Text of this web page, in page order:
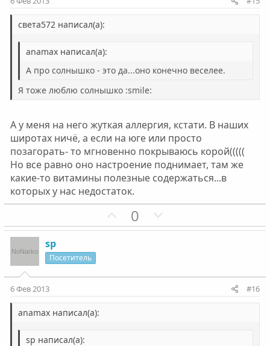
г
о
л
с
г
с
света572 написал(а):
anamax написал(а):
А про солнышко - это да...оно конечно веселее.
Я тоже люблю солнышко :smile:
А у меня на него жуткая аллергия, кстати. В наших
широтах ничё, а если на юге или просто
позагорать- то мгновенно покрываюсь корой(((((
Но все равно оно настроение поднимает, там же
какие-то витамины полезные содержаться...в
которых у нас недостаток.
П
о
т
0
е
т
sp
Посетитель
6 Фев 2013 #16
anamax написал(а):
sp написал(а):